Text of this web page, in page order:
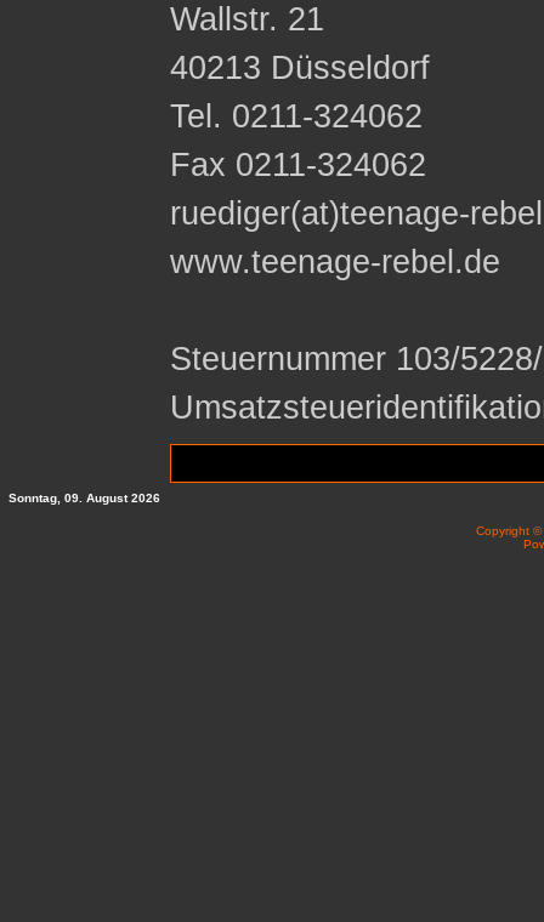
Wallstr. 21
40213 Düsseldorf
Tel. 0211-324062
Fax 0211-324062
ruediger(at)teenage-
www.teenage-rebel.de
Steuernummer 103/
Sonntag, 09. August 2026
Copyright